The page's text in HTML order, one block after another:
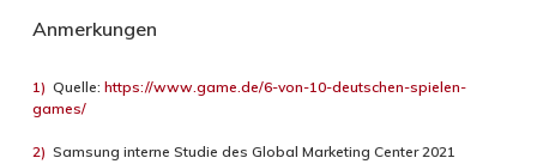
Anmerkungen
1) Quelle: https://www.game.de/6-von-10-deutschen-spielen-
games/
2) Samsung interne Studie des Global Marketing Center 2021